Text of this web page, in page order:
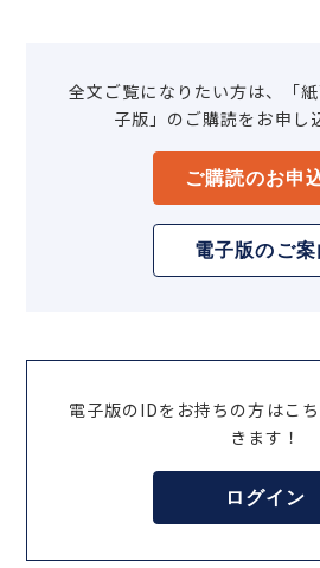
全文ご覧になりたい方は、「
子版」のご購読をお申し
ご購読のお申
電子版のご案
電子版のIDをお持ちの方はこ
きます！
ログイン